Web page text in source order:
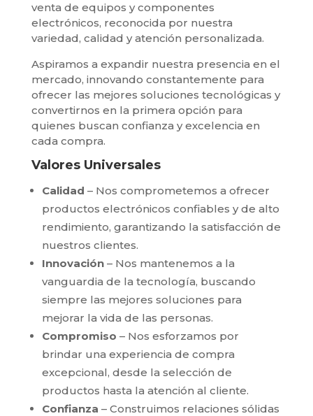
venta de equipos y componentes
electrónicos, reconocida por nuestra
variedad, calidad y atención personalizada.
Aspiramos a expandir nuestra presencia en el
mercado, innovando constantemente para
ofrecer las mejores soluciones tecnológicas y
convertirnos en la primera opción para
quienes buscan confianza y excelencia en
cada compra.
Valores Universales
Calidad – Nos comprometemos a ofrecer
productos electrónicos confiables y de alto
rendimiento, garantizando la satisfacción de
nuestros clientes.
Innovación– Nos mantenemos a la
vanguardia de la tecnología, buscando
siempre las mejores soluciones para
mejorar la vida de las personas.
Compromiso – Nos esforzamos por
brindar una experiencia de compra
excepcional, desde la selección de
productos hasta la atención al cliente.
Confianza – Construimos relaciones sólidas